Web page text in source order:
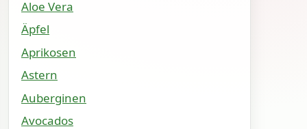
Aloe Vera
Äpfel
Aprikosen
Astern
Auberginen
Avocados